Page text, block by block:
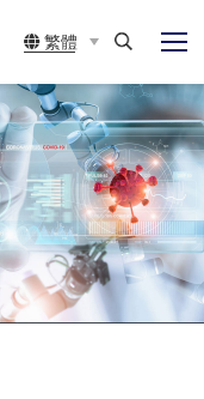
繁體
搜
尋
展
選
單